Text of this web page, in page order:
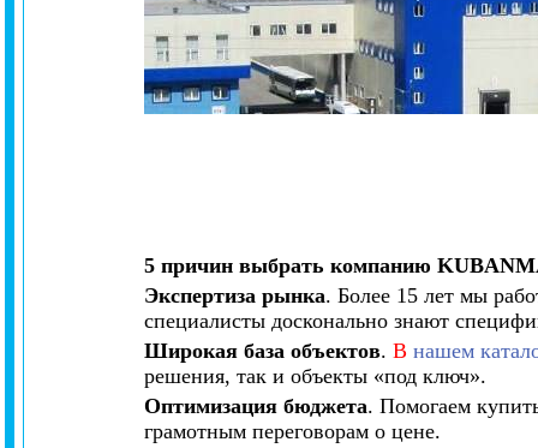
5 причин выбрать компанию
Экспертиза рынка. Более 15 лет мы
специалисты досконально знают
Широкая база объектов. Внашем
решения, так и объекты «под ключ».
Оптимизация бюджета. Помогаем
грамотным переговорам о цене.